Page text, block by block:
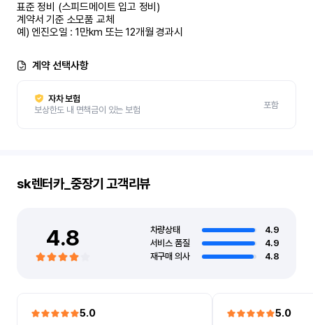
표준 정비 (스피드메이트 입고 정비)
계약서 기준 소모품 교체
예) 엔진오일 : 1만km 또는 12개월 경과시
계약 선택사항
자차 보험
보상한도 내 면책금이 있는 보험
포함
sk렌터카_중장기 고객리뷰
4.8 차량상태
4.9
서비스 품질
4.9
재구매 의사
4.8
5.0 5.0